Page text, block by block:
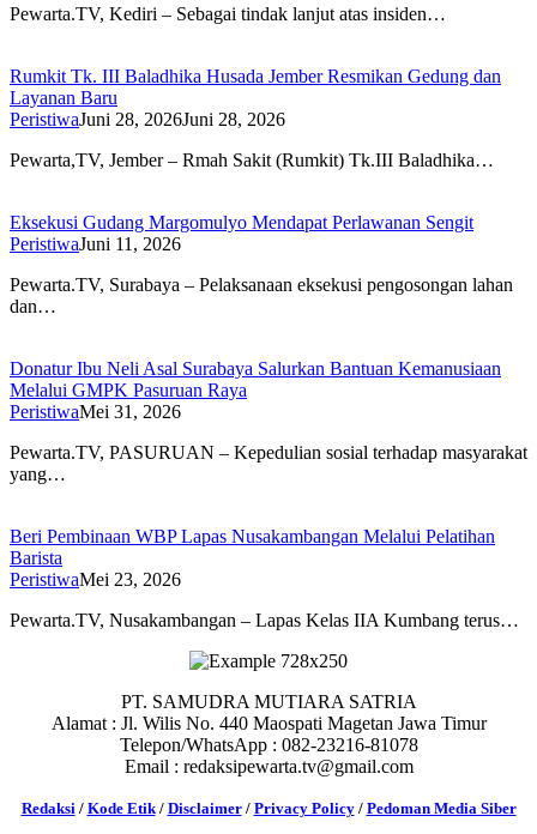
Pewarta.TV, Kediri – Sebagai tindak lanjut atas insiden…
Rumkit Tk. III Baladhika Husada Jember Resmikan Gedung dan
Layanan Baru
PeristiwaJuni 28, 2026Juni 28, 2026
Pewarta,TV, Jember – Rmah Sakit (Rumkit) Tk.III Baladhika…
Eksekusi Gudang Margomulyo Mendapat Perlawanan Sengit
PeristiwaJuni 11, 2026
Pewarta.TV, Surabaya – Pelaksanaan eksekusi pengosongan lahan
dan…
Donatur Ibu Neli Asal Surabaya Salurkan Bantuan Kemanusiaan
Melalui GMPK Pasuruan Raya
PeristiwaMei 31, 2026
Pewarta.TV, PASURUAN – Kepedulian sosial terhadap masyarakat
yang…
Beri Pembinaan WBP Lapas Nusakambangan Melalui Pelatihan
Barista
PeristiwaMei 23, 2026
Pewarta.TV, Nusakambangan – Lapas Kelas IIA Kumbang terus…
PT. SAMUDRA MUTIARA SATRIA
Alamat : Jl. Wilis No. 440 Maospati Magetan Jawa Timur
Telepon/WhatsApp : 082-23216-81078
Email : redaksipewarta.tv@gmail.com
Redaksi / Kode Etik/ Disclaimer/ Privacy Policy/ Pedoman Media Siber